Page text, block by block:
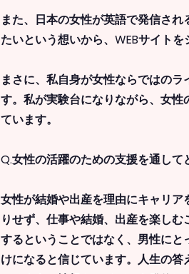
また、日本の女性が英語で発信さ
たいという想いから、WEBサイトを
まさに、私自身が女性ならではの
す。私が実験台になりながら、女性
ています。
Q.女性の活躍のための支援を通し
女性が結婚や出産を理由にキャリ
りせず、仕事や結婚、出産を楽し
するということではなく、男性に
けになると信じています。人生の答